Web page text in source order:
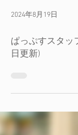
2024年8月19日
日更新)